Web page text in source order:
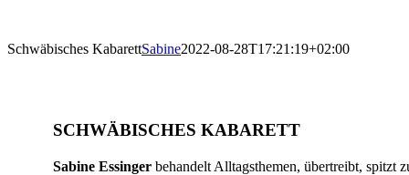
Schwäbisches KabarettSabine2022-08-28T17:21:19+02:00
SCHWÄBISCHES KABARETT
Sabine Essinger behandelt Alltagsthemen, übertreibt, spitzt